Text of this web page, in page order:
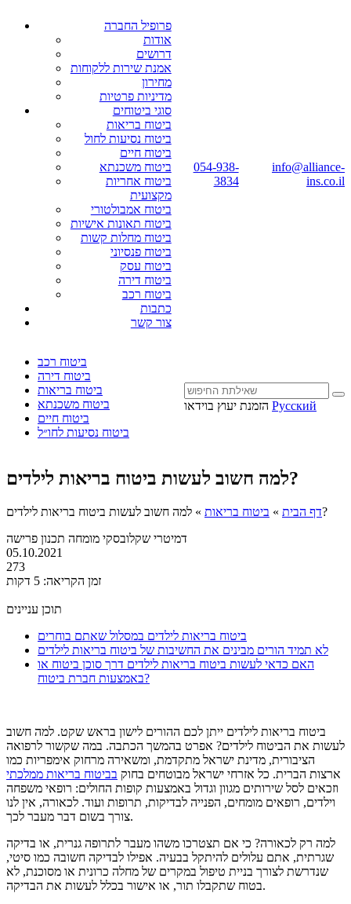
פרופיל החברה
אודות
דרושים
אמנת שירות ללקוחות
מחירון
מדיניות פרטיות
סוגי ביטוחים
ביטוח בריאות
ביטוח נסיעות לחול
ביטוח חיים
ביטוח משכנתא
ביטוח אחריות
מקצועית
ביטוח אמבולטורי
ביטוח תאונות אישיות
ביטוח מחלות קשות
ביטוח פנסיוני
ביטוח עסק
ביטוח דירה
ביטוח רכב
כתבות
צור קשר
054-938-
3834
info@alliance-
ins.co.il
ביטוח רכב
ביטוח דירה
ביטוח בריאות
ביטוח משכנתא
ביטוח חיים
ביטוח נסיעות לחו״ל
הזמנת יעוץ בוידאו Русский
למה חשוב לעשות ביטוח בריאות לילדים?
דף הבית » ביטוח בריאות »
למה חשוב לעשות ביטוח בריאות לילדים?
דמיטרי שקלובסקי מומחה תכנון פרישה
05.10.2021
273
זמן הקריאה: 5 דקות
תוכן עניינים
ביטוח בריאות לילדים במסלול שאתם בוחרים
לא תמיד הורים מבינים את החשיבות של ביטוח בריאות לילדים
האם כדאי לעשות ביטוח בריאות לילדים דרך סוכן ביטוח או
באמצעות חברת ביטוח?
ביטוח בריאות לילדים ייתן לכם ההורים לישון בראש שקט. למה חשוב
לעשות את הביטוח לילדים? אפרט בהמשך הכתבה. במה שקשור לרפואה
הציבורית, מדינת ישראל מתקדמת, ומשאירה מרחוק אימפריות כמו
ארצות הברית. כל אזרחי ישראל מבוטחים בחוק בביטוח בריאות ממלכתי
וזכאים לסל שירותים מגוון וגדול באמצעות קופות החולים: רופאי משפחה
וילדים, רופאים מומחים, הפנייה לבדיקות, תרופות ועוד. לכאורה, אין לנו
צורך בשום דבר מעבר לכך.
למה רק לכאורה? כי אם תצטרכו משהו מעבר לתרופה גנרית, או בדיקה
שגרתית, אתם עלולים להיתקל בבעיה. אפילו לבדיקה חשובה כמו סיטי,
שנדרשת לצורך בניית טיפול במקרים של מחלה כרונית או מסוכנת, לא
בטוח שתקבלו תור, או אישור בכלל לעשות את הבדיקה.